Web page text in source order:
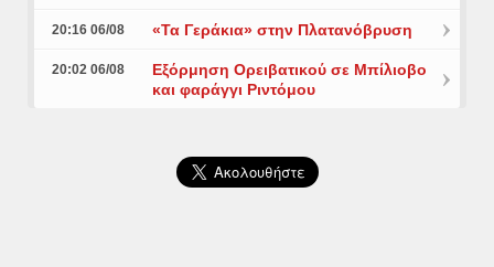
20:16 06/08 «Τα Γεράκια» στην Πλατανόβρυση
20:02 06/08
Εξόρμηση Ορειβατικού σε Μπίλιοβο
και φαράγγι Ριντόμου